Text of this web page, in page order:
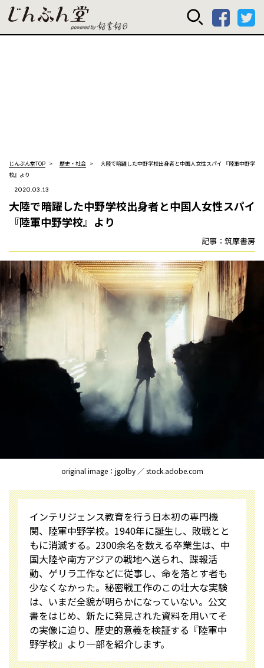
じんぶん堂
じんぶん堂TOP 歴史・社会
大陸で暗躍した中野学校出身者と中国人女性スパイ 『陸軍中野学
校』より
2020.03.13
大陸で暗躍した中野学校出身者と中国人女性スパイ
『陸軍中野学校』より
記事：筑摩書房
original image：jgolby ／ stock.adobe.com
インテリジェンス教育を行う日本初の専門機
関、陸軍中野学校。1940年に誕生し、敗戦とと
もに消滅する。2300余名を数える卒業生は、中
国大陸や南方アジアの戦地へ送られ、諜報活
動、ゲリラ工作などに従事し、命を落とす者も
少なくなかった。秘密戦工作のこの壮大な実験
は、いまだ全貌が明らかになっていない。公文
書をはじめ、新たに発見された資料を用いてそ
の実像に迫り、歴史的意義を検証する『陸軍中
野学校』より一部を紹介します。